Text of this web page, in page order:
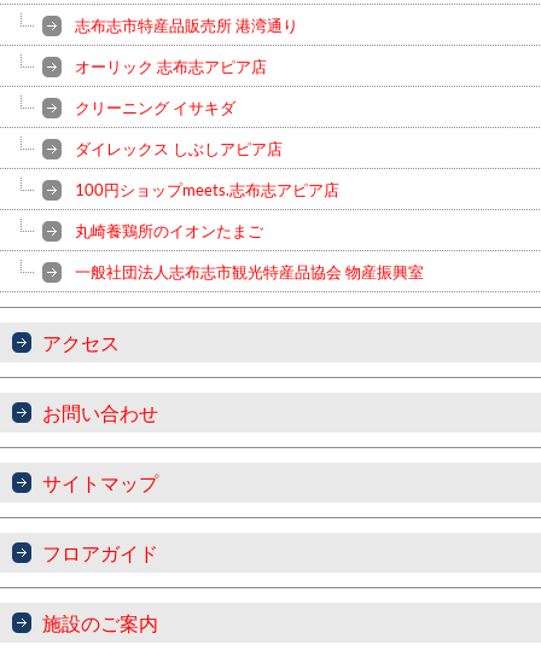
志布志市特産品販売所 港湾通り
オーリック 志布志アピア店
クリーニング イサキダ
ダイレックス しぶしアピア店
100円ショップmeets.志布志アピア店
丸崎養鶏所のイオンたまご
一般社団法人志布志市観光特産品協会 物産振興室
アクセス
お問い合わせ
サイトマップ
フロアガイド
施設のご案内